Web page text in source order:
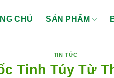
CHỦ SẢN PHẨM
TIN TỨC
Tinh Túy Từ